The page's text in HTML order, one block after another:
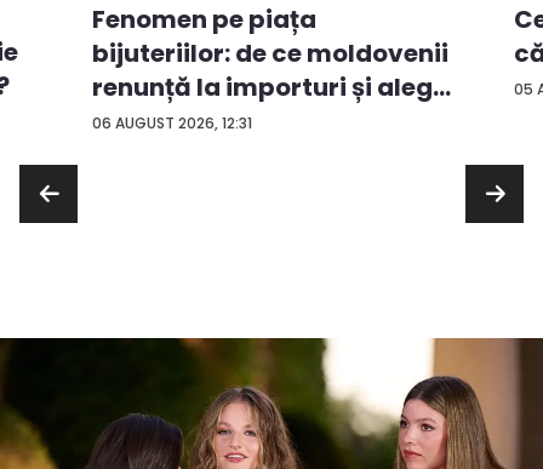
06 AUGUST 2026, 12:31
Fenomen pe piața
bijuteriilor: de ce moldovenii
renunță la importuri și aleg
...
05